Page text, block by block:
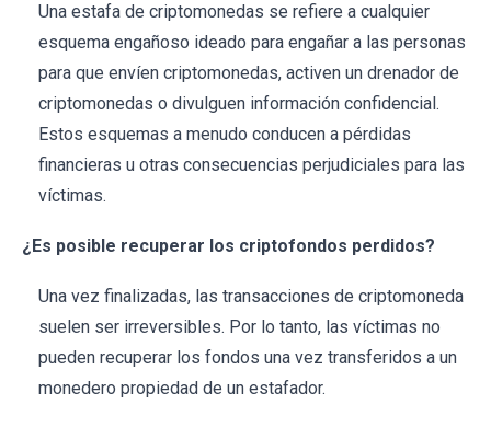
Una estafa de criptomonedas se refiere a cualquier
esquema engañoso ideado para engañar a las personas
para que envíen criptomonedas, activen un drenador de
criptomonedas o divulguen información confidencial.
Estos esquemas a menudo conducen a pérdidas
financieras u otras consecuencias perjudiciales para las
víctimas.
¿Es posible recuperar los criptofondos perdidos?
Una vez finalizadas, las transacciones de criptomoneda
suelen ser irreversibles. Por lo tanto, las víctimas no
pueden recuperar los fondos una vez transferidos a un
monedero propiedad de un estafador.